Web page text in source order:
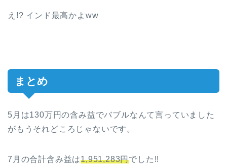
え!? インド最高かよww
まとめ
5月は130万円の含み益でバブルなんて言っていました
がもうそれどころじゃないです。
7月の合計含み益は1,951,283円でした!!